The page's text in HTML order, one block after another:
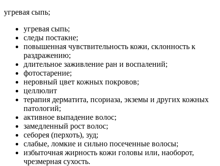
угревая сыпь;
угревая сыпь;
следы постакне;
повышенная чувствительность кожи, склонность к
раздражению;
длительное заживление ран и воспалений;
фотостарение;
неровный цвет кожных покровов;
целлюлит
терапия дерматита, псориаза, экземы и других кожных
патологий;
активное выпадение волос;
замедленный рост волос;
себорея (перхоть), зуд;
слабые, ломкие и сильно посеченные волосы;
избыточная жирность кожи головы или, наоборот,
чрезмерная сухость.